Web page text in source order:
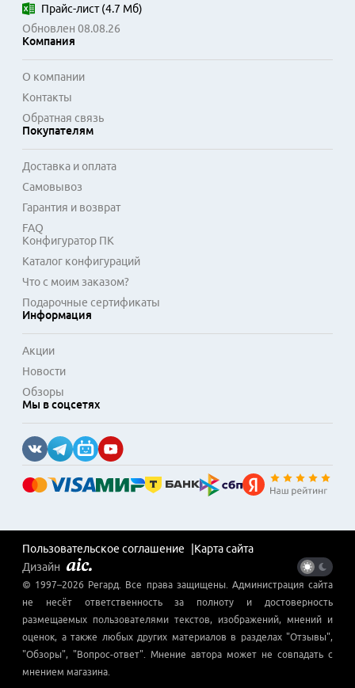
Прайс-лист(4.7 Мб)
Обновлен 08.08.26
Компания
О компании
Контакты
Обратная связь
Покупателям
Доставка и оплата
Самовывоз
Гарантия и возврат
FAQ
Конфигуратор ПК
Каталог конфигураций
Что с моим заказом?
Подарочные сертификаты
Информация
Акции
Новости
Обзоры
Мы в соцсетях
Пользовательское соглашение
Карта сайта
Дизайн
© 1997–2026 Регард . Все права защищены. Администрация сайта
не несёт ответственность за полноту и достоверность
размещаемых пользователями текстов, изображений, мнений и
оценок, а также любых других материалов в разделах "Отзывы",
"Обзоры", "Вопрос-ответ". Мнение автора может не совпадать с
мнением магазина.